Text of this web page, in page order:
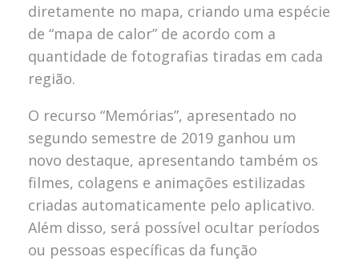
diretamente no mapa, criando uma espécie
de “mapa de calor” de acordo com a
quantidade de fotografias tiradas em cada
região.
O recurso “Memórias”, apresentado no
segundo semestre de 2019 ganhou um
novo destaque, apresentando também os
filmes, colagens e animações estilizadas
criadas automaticamente pelo aplicativo.
Além disso, será possível ocultar períodos
ou pessoas específicas da função